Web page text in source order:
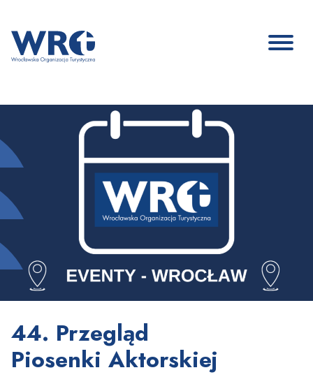
44. Przegląd
Piosenki Aktorskiej